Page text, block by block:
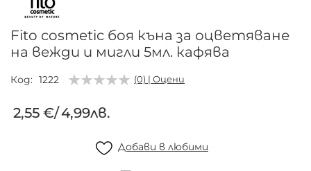
галерия
със
снимки
Fito cosmetic боя къна за оцветяване
на вежди и мигли 5мл. кафява
Код 1222 (0) | Оцени
2,55 €/4,99лв.
Добави в любими